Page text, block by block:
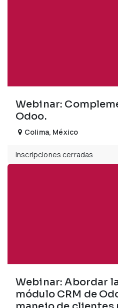
Webinar:
Odoo.
Colima, México
Inscripciones cerradas
Webinar: Abordar
módulo CRM de